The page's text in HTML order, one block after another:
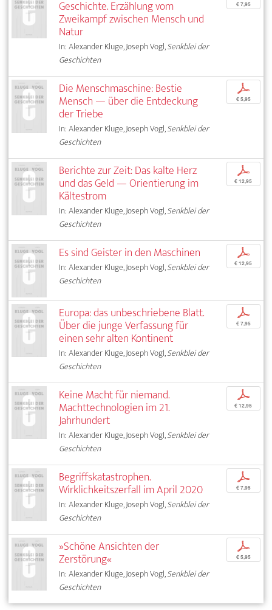
Geschichte. Erzählung vom
Zweikampf zwischen Mensch und
Natur
In: Alexander Kluge, Joseph Vogl,Senkblei der
Geschichten
€ 7,95
Die Menschmaschine: Bestie
Mensch — über die Entdeckung
der Triebe
In: Alexander Kluge, Joseph Vogl,Senkblei der
Geschichten
p
€ 5,95
Berichte zur Zeit: Das kalte Herz
und das Geld — Orientierung im
Kältestrom
In: Alexander Kluge, Joseph Vogl,Senkblei der
Geschichten
p
€ 12,95
Es sind Geister in den Maschinen
In: Alexander Kluge, Joseph Vogl,Senkblei der
Geschichten
p
€ 12,95
Europa: das unbeschriebene Blatt.
Über die junge Verfassung für
einen sehr alten Kontinent
In: Alexander Kluge, Joseph Vogl,Senkblei der
Geschichten
p
€ 7,95
Keine Macht für niemand.
Machttechnologien im 21.
Jahrhundert
In: Alexander Kluge, Joseph Vogl,Senkblei der
Geschichten
p
€ 12,95
Begriffskatastrophen.
Wirklichkeitszerfall im April 2020
In: Alexander Kluge, Joseph Vogl,Senkblei der
Geschichten
p
€ 7,95
»Schöne Ansichten der
Zerstörung«
In: Alexander Kluge, Joseph Vogl,Senkblei der
Geschichten
p
€ 5,95